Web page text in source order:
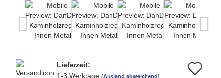
Lieferzeit:
1-3 Werktage (Ausland abweichend)